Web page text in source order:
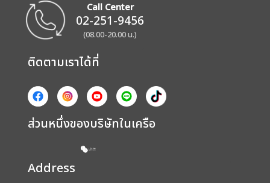
Call Center
02-251-9456
(08.00-20.00 น.)
ติดตามเราได้ที่
ส่วนหนึ่งของบริษัทในเครือ
Address